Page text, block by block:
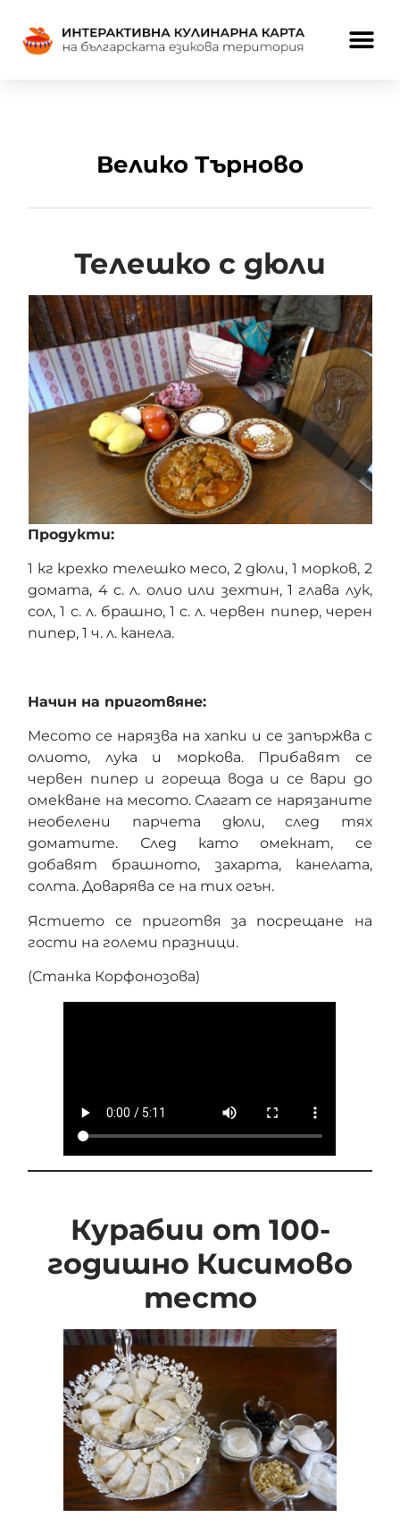
Велико Търново
Телешко с дюли
Продукти:
1 кг крехко телешко месо, 2 дюли, 1 морков, 2
домата, 4 с. л. олио или зехтин, 1 глава лук,
сол, 1 с. л. брашно, 1 с. л. червен пипер, черен
пипер, 1 ч. л. канела.
Начин на приготвяне:
Месото се нарязва на хапки и се запържва с
олиото, лука и моркова. Прибавят се
червен пипер и гореща вода и се вари до
омекване на месото. Слагат се нарязаните
необелени парчета дюли, след тях
доматите. След като омекнат, се
добавят брашното, захарта, канелата,
солта. Доварява се на тих огън.
Ястието се приготвя за посрещане на
гости на големи празници.
(Станка Корфонозова)
Курабии от 100-
годишно Кисимово
тесто